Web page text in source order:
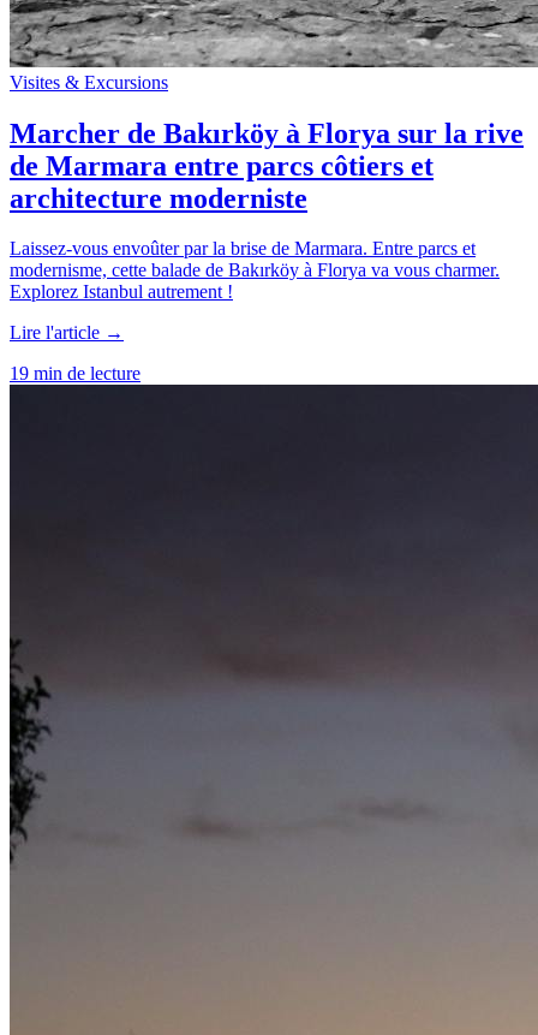
Visites & Excursions
Marcher de Bakırköy à Florya sur la rive
de Marmara entre parcs côtiers et
architecture moderniste
Laissez-vous envoûter par la brise de Marmara. Entre parcs et
modernisme, cette balade de Bakırköy à Florya va vous charmer.
Explorez Istanbul autrement !
Lire l'article →
19 min de lecture